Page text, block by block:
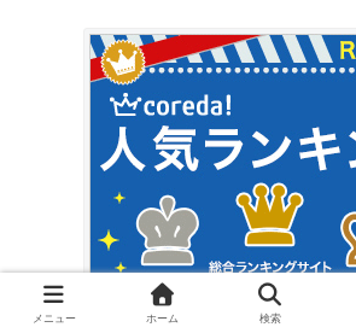
メニュー ホーム 検索